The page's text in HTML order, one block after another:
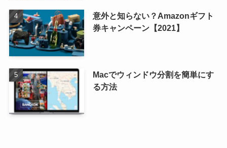
意外と知らない？Amazonギフト
券キャンペーン【2021】
Macでウィンドウ分割を簡単にす
る方法